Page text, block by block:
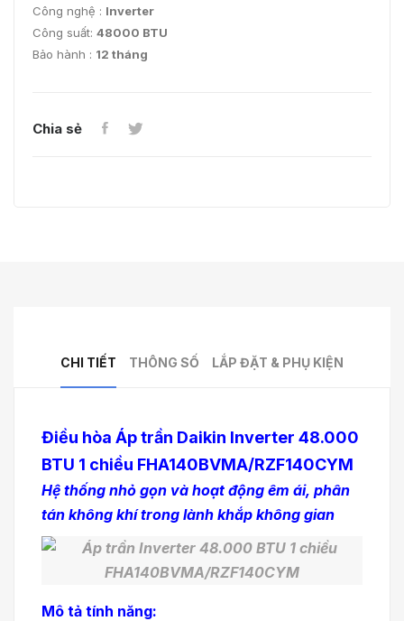
Công nghệ : Inverter
Công suất: 48000 BTU
Bảo hành : 12 tháng
Chia sẻ
CHI TIẾT THÔNG SỐ LẮP ĐẶT & PHỤ KIỆN
Điều hòa Áp trần Daikin Inverter 48.000
BTU 1 chiều FHA140BVMA/RZF140CYM
Hệ thống nhỏ gọn và hoạt động êm ái, phân
tán không khí trong lành khắp không gian
Mô tả tính năng: